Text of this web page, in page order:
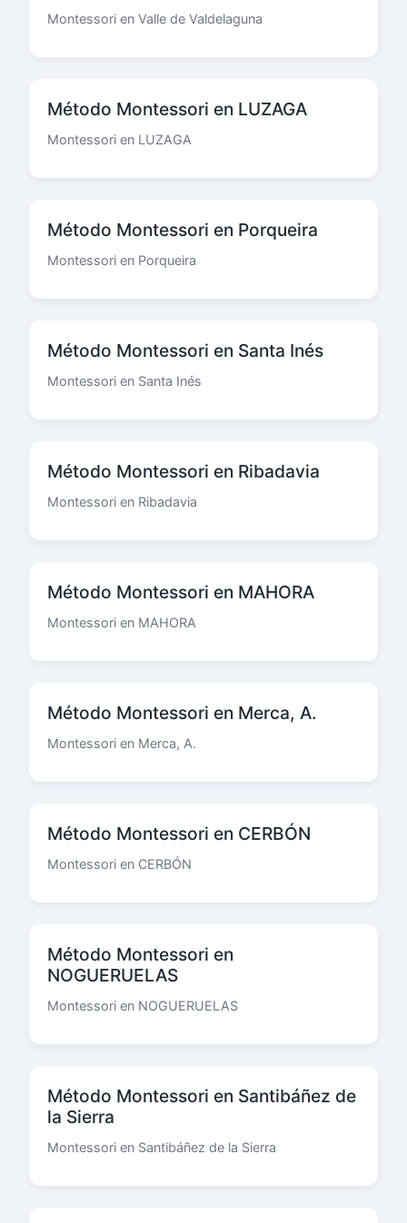
Montessori en Valle de Valdelaguna
Método Montessori en LUZAGA
Montessori en LUZAGA
Método Montessori en Porqueira
Montessori en Porqueira
Método Montessori en Santa Inés
Montessori en Santa Inés
Método Montessori en Ribadavia
Montessori en Ribadavia
Método Montessori en MAHORA
Montessori en MAHORA
Método Montessori en Merca, A.
Montessori en Merca, A.
Método Montessori en CERBÓN
Montessori en CERBÓN
Método Montessori en
NOGUERUELAS
Montessori en NOGUERUELAS
Método Montessori en Santibáñez de
la Sierra
Montessori en Santibáñez de la Sierra